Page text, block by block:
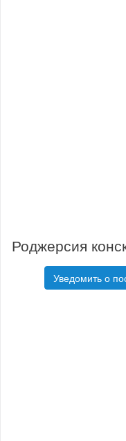
Роджерсия
Уведомить о